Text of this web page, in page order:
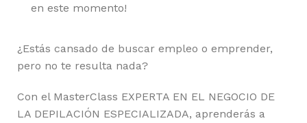
en este momento!
¿Estás cansado de buscar empleo o emprender,
pero no te resulta nada?
Con el MasterClass EXPERTA EN EL NEGOCIO DE
LA DEPILACIÓN ESPECIALIZADA, aprenderás a